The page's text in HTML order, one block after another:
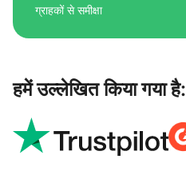
ग्राहकों से समीक्षा
हमें उल्लेखित किया गया है: